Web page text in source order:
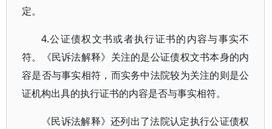
定。
4.公证债权文书或者执行证书的内容与事实不
符。《民诉法解释》关注的是公证债权文书本身的内
容是否与事实相符，而实务中法院较为关注的则是公
证机构出具的执行证书的内容是否与事实相符。
《民诉法解释》还列出了法院认定执行公证债权